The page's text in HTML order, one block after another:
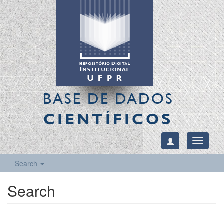
BASE DE DADOS
CIENTÍFICOS
Toggle
Search
Search